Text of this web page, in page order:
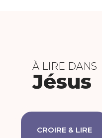
À LIRE DANS
Jésus
CROIRE & LIRE